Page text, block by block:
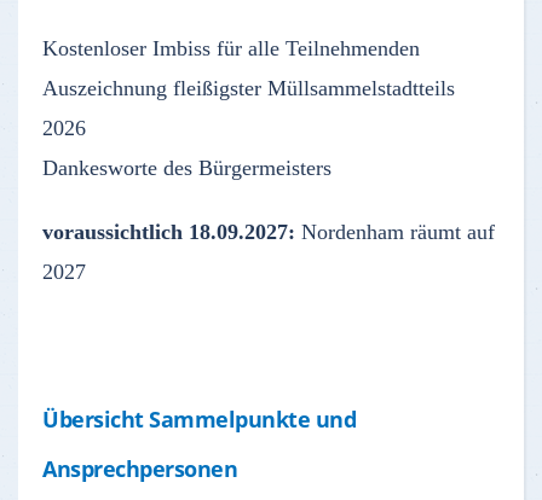
Kostenloser Imbiss für alle Teilnehmenden
Auszeichnung fleißigster Müllsammelstadtteils
2026
Dankesworte des Bürgermeisters
voraussichtlich 18.09.2027: Nordenham räumt auf
2027
Übersicht Sammelpunkte und
Ansprechpersonen